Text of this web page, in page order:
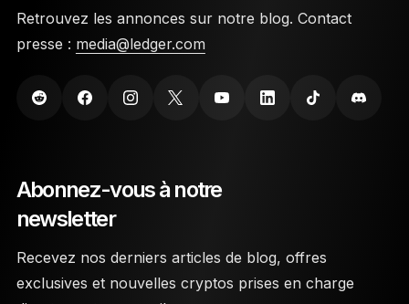
Retrouvez les annonces sur notre blog. Contact
presse : media@ledger.com
Abonnez-vous à notre
newsletter
Recevez nos derniers articles de blog, offres
exclusives et nouvelles cryptos prises en charge